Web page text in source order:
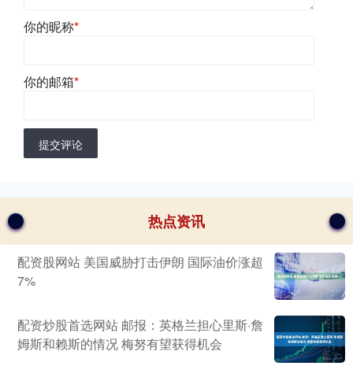
你的昵称*
你的邮箱*
提交评论
热点资讯
配资股网站 美国威胁打击伊朗 国际油价涨超
7%
配资炒股首选网站 邮报：英格兰担心里斯·詹
姆斯和赖斯的情况 梅努有望获得机会